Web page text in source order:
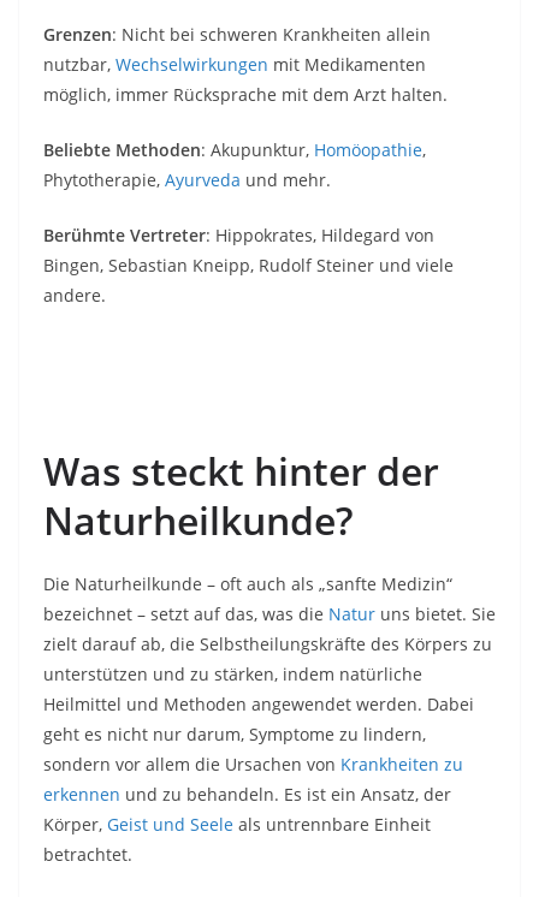
Grenzen: Nicht bei schweren Krankheiten allein
nutzbar, Wechselwirkungen mit Medikamenten
möglich, immer Rücksprache mit dem Arzt halten.
Beliebte Methoden: Akupunktur, Homöopathie,
Phytotherapie, Ayurveda und mehr.
Berühmte Vertreter: Hippokrates, Hildegard von
Bingen, Sebastian Kneipp, Rudolf Steiner und viele
andere.
Was steckt hinter der
Naturheilkunde?
Die Naturheilkunde – oft auch als „sanfte Medizin“
bezeichnet – setzt auf das, was die Natur uns bietet. Sie
zielt darauf ab, die Selbstheilungskräfte des Körpers zu
unterstützen und zu stärken, indem natürliche
Heilmittel und Methoden angewendet werden. Dabei
geht es nicht nur darum, Symptome zu lindern,
sondern vor allem die Ursachen von Krankheiten zu
erkennen und zu behandeln. Es ist ein Ansatz, der
Körper, Geist und Seele als untrennbare Einheit
betrachtet.